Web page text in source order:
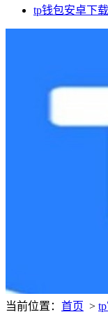
tp钱包安卓下载
当前位置： 首页 >